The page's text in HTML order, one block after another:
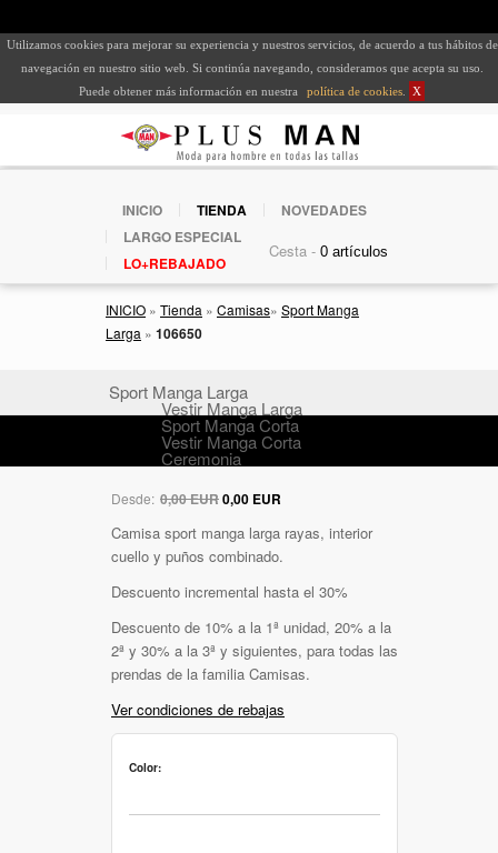
Utilizamos cookies para mejorar su experiencia y nuestros servicios, de acuerdo a tus hábitos de
navegación en nuestro sitio web. Si continúa navegando, consideramos que acepta su uso.
Puede obtener más información en nuestra
política de cookies X
INICIO TIENDA
NOVEDADES
LARGO ESPECIAL
LO+REBAJADO
Cesta -
INICIO » Tienda » Camisas» Sport Manga
Larga » 106650
Sport Manga Larga
Vestir Manga Larga
Sport Manga Corta
Vestir Manga Corta
Ceremonia
Desde: 0,00 EUR0,00 EUR
Camisa sport manga larga rayas, interior
cuello y puños combinado.
Descuento incremental hasta el 30%
Descuento de 10% a la 1ª unidad, 20% a la
2ª y 30% a la 3ª y siguientes, para todas las
prendas de la familia Camisas.
Ver condiciones de rebajas
Color: